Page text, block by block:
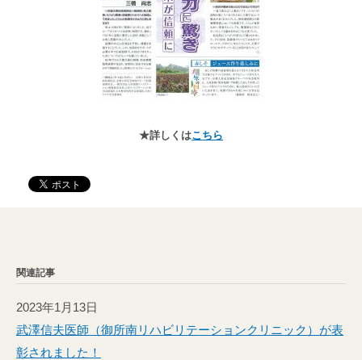
★詳しくはこちら
関連記事
2023年1月13日
武澤信夫医師（御所南リハビリテーションクリニック）が表
彰されました！